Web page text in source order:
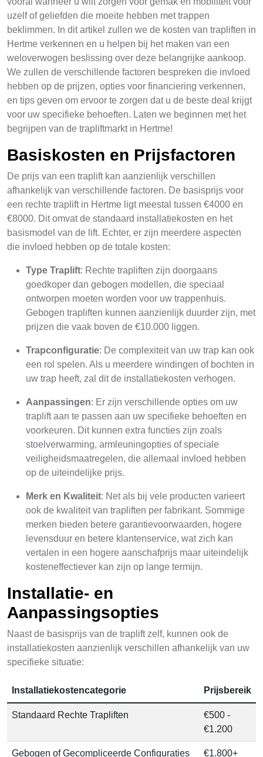
uzelf of geliefden die moeite hebben met trappen
beklimmen. In dit artikel zullen we de kosten van trapliften in
Hertme verkennen en u helpen bij het maken van een
weloverwogen beslissing over deze belangrijke aankoop.
We zullen de verschillende factoren bespreken die invloed
hebben op de prijzen, opties voor financiering verkennen,
en tips geven om ervoor te zorgen dat u de beste deal krijgt
voor uw specifieke behoeften. Laten we beginnen met het
begrijpen van de trapliftmarkt in Hertme!
Basiskosten en Prijsfactoren
De prijs van een traplift kan aanzienlijk verschillen
afhankelijk van verschillende factoren. De basisprijs voor
een rechte traplift in Hertme ligt meestal tussen €4000 en
€8000. Dit omvat de standaard installatiekosten en het
basismodel van de lift. Echter, er zijn meerdere aspecten
die invloed hebben op de totale kosten:
Type Traplift: Rechte trapliften zijn doorgaans
goedkoper dan gebogen modellen, die speciaal
ontworpen moeten worden voor uw trappenhuis.
Gebogen trapliften kunnen aanzienlijk duurder zijn, met
prijzen die vaak boven de €10.000 liggen.
Trapconfiguratie: De complexiteit van uw trap kan ook
een rol spelen. Als u meerdere windingen of bochten in
uw trap heeft, zal dit de installatiekosten verhogen.
Aanpassingen: Er zijn verschillende opties om uw
traplift aan te passen aan uw specifieke behoeften en
voorkeuren. Dit kunnen extra functies zijn zoals
stoelverwarming, armleuningopties of speciale
veiligheidsmaatregelen, die allemaal invloed hebben
op de uiteindelijke prijs.
Merk en Kwaliteit: Net als bij vele producten varieert
ook de kwaliteit van trapliften per fabrikant. Sommige
merken bieden betere garantievoorwaarden, hogere
levensduur en betere klantenservice, wat zich kan
vertalen in een hogere aanschafprijs maar uiteindelijk
kosteneffectiever kan zijn op lange termijn.
Installatie- en
Aanpassingsopties
Naast de basisprijs van de traplift zelf, kunnen ook de
installatiekosten aanzienlijk verschillen afhankelijk van uw
specifieke situatie:
Installatiekostencategorie Prijsbereik
Standaard Rechte Trapliften
€500 -
€1.200
Gebogen of Gecompliceerde Configuraties €1.800+